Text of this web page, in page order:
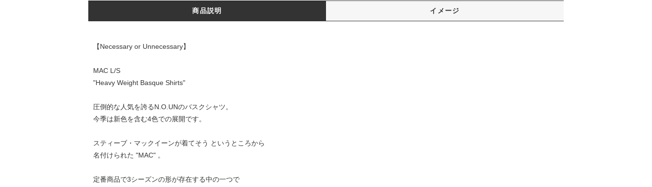
商品説明 イメージ
【Necessary or Unnecessary】
MAC L/S
"Heavy Weight Basque Shirts"
圧倒的な人気を誇るN.O.UNのバスクシャツ。
今季は新色を含む4色での展開です。
スティーブ・マックイーンが着てそう というところから
名付けられた "MAC" 。
定番商品で3シーズンの形が存在する中の一つで